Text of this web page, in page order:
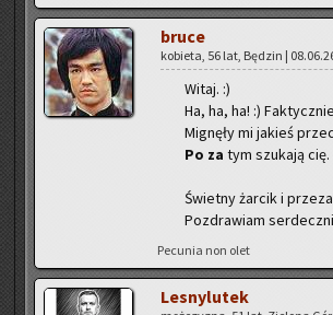
bruce
ko­bie­ta, 56 lat, Bę­dzin |
Witaj. :)
Ha, ha, ha! :)
Mi­gnę­ły mi ja­kieś
Po za tym szu­ka­ją cię.
Świet­ny żar­cik i
Po­zdra­wiam
Pe­cu­nia non olet
Le­sny­lu­tek